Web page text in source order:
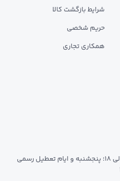
شرایط بازگشت کالا
حریم شخصی
همکاری تجاری
شنبه تا چهارشنبه از ساعت 8 الی 18؛ پنجشنبه و ایام تعطیل رسمی